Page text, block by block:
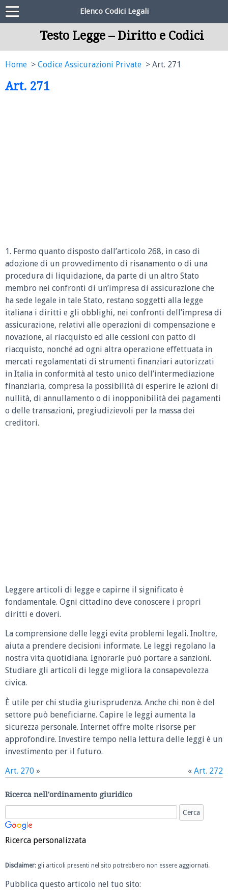
Elenco Codici Legali
Testo Legge – Diritto e Codici
Home Codice Assicurazioni Private Art. 271
Art. 271
1. Fermo quanto disposto dall’articolo 268, in caso di
adozione di un provvedimento di risanamento o di una
procedura di liquidazione, da parte di un altro Stato
membro nei confronti di un’impresa di assicurazione che
ha sede legale in tale Stato, restano soggetti alla legge
italiana i diritti e gli obblighi, nei confronti dell’impresa di
assicurazione, relativi alle operazioni di compensazione e
novazione, al riacquisto ed alle cessioni con patto di
riacquisto, nonché ad ogni altra operazione effettuata in
mercati regolamentati di strumenti finanziari autorizzati
in Italia in conformità al testo unico dell’intermediazione
finanziaria, compresa la possibilità di esperire le azioni di
nullità, di annullamento o di inopponibilità dei pagamenti
o delle transazioni, pregiudizievoli per la massa dei
creditori.
Leggere articoli di legge e capirne il significato è
fondamentale. Ogni cittadino deve conoscere i propri
diritti e doveri.
La comprensione delle leggi evita problemi legali. Inoltre,
aiuta a prendere decisioni informate. Le leggi regolano la
nostra vita quotidiana. Ignorarle può portare a sanzioni.
Studiare gli articoli di legge migliora la consapevolezza
civica.
È utile per chi studia giurisprudenza. Anche chi non è del
settore può beneficiarne. Capire le leggi aumenta la
sicurezza personale. Internet offre molte risorse per
approfondire. Investire tempo nella lettura delle leggi è un
investimento per il futuro.
Art. 270 » « Art. 272
Ricerca nell'ordinamento giuridico
Ricerca personalizzata
Disclaimer: gli articoli presenti nel sito potrebbero non essere aggiornati.
Pubblica questo articolo nel tuo sito: